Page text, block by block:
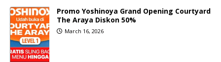
Promo Yoshinoya Grand Opening Courtyard
The Araya Diskon 50%
March 16, 2026